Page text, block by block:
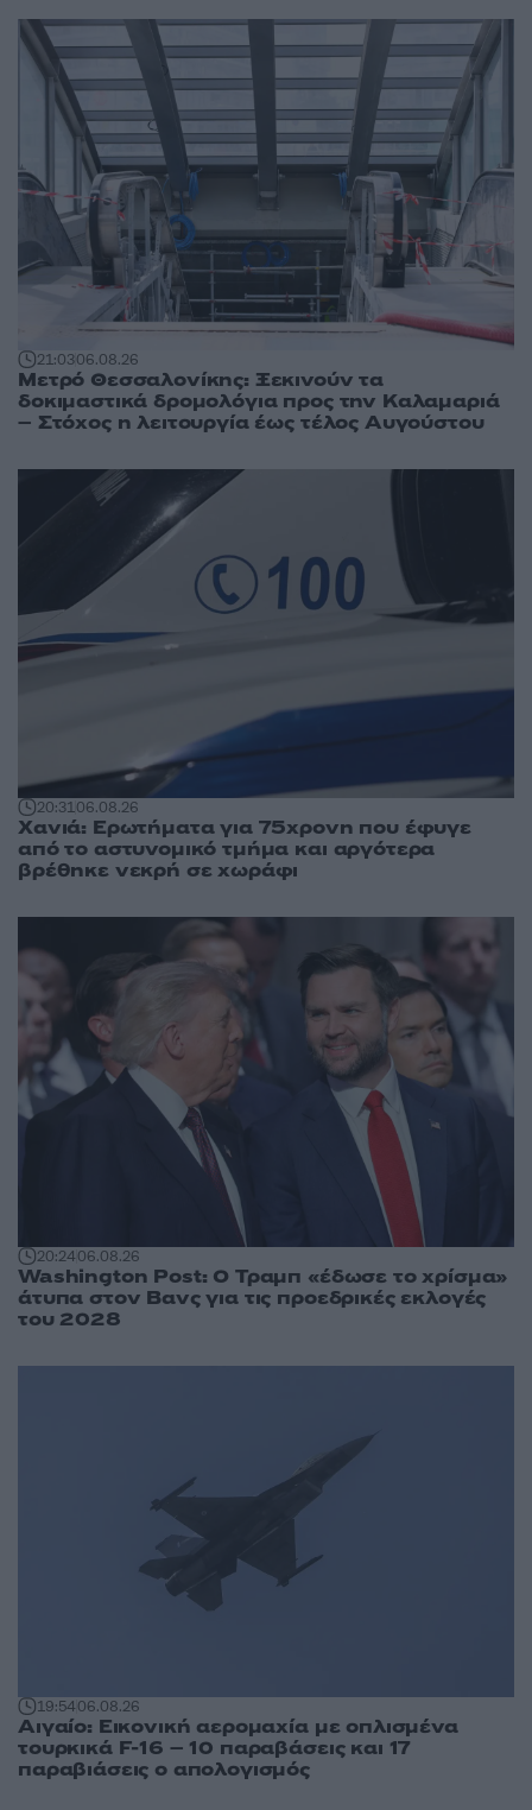
21:0306.08.26
Μετρό Θεσσαλονίκης: Ξεκινούν τα
δοκιμαστικά δρομολόγια προς την Καλαμαριά
– Στόχος η λειτουργία έως τέλος Αυγούστου
20:3106.08.26
Χανιά: Ερωτήματα για 75χρονη που έφυγε
από το αστυνομικό τμήμα και αργότερα
βρέθηκε νεκρή σε χωράφι
20:2406.08.26
Washington Post: Ο Τραμπ «έδωσε το χρίσμα»
άτυπα στον Βανς για τις προεδρικές εκλογές
του 2028
19:5406.08.26
Αιγαίο: Εικονική αερομαχία με οπλισμένα
τουρκικά F-16 – 10 παραβάσεις και 17
παραβιάσεις ο απολογισμός